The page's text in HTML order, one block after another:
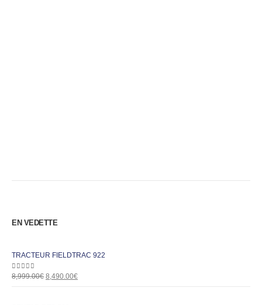
EN VEDETTE
TRACTEUR FIELDTRAC 922
0out of 5
8,999.00€ 8,490.00€